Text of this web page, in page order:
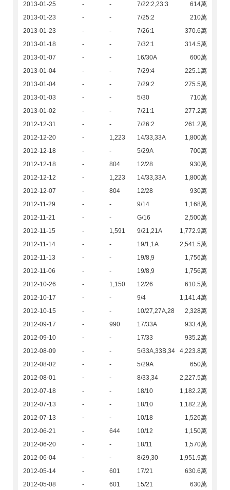
2013-01-25
- - 7/22:2,23:3
614萬
2013-01-23
- - 7/25:2
210萬
2013-01-23
- - 7/26:1
370.6萬
2013-01-18
- - 7/32:1
314.5萬
2013-01-07
- - 16/30A
600萬
2013-01-04
- - 7/29:4
225.1萬
2013-01-04
- - 7/29:2
275.5萬
2013-01-03
- - 5/30
710萬
2013-01-02
- - 7/21:1
277.2萬
2012-12-31
- - 7/26:2
261.2萬
2012-12-20
- 1,223 14/33,33A
1,800萬
2012-12-18
- - 5/29A
700萬
2012-12-18
- 804 12/28
930萬
2012-12-12
- 1,223 14/33,33A
1,800萬
2012-12-07
- 804 12/28
930萬
2012-11-29
- - 9/14
1,168萬
2012-11-21
- - G/16
2,500萬
2012-11-15
- 1,591 9/21,21A
1,772.9萬
2012-11-14
- - 19/1,1A
2,541.5萬
2012-11-13
- - 19/8,9
1,756萬
2012-11-06
- - 19/8,9
1,756萬
2012-10-26
- 1,150 12/26
610.5萬
2012-10-17
- - 9/4
1,141.4萬
2012-10-15
- - 10/27,27A,28
2,328萬
2012-09-17
- 990 17/33A
933.4萬
2012-09-10
- - 17/33
935.2萬
2012-08-09
- - 5/33A,33B,34
4,223.8萬
2012-08-02
- - 5/29A
650萬
2012-08-01
- - 8/33,34
2,227.5萬
2012-07-18
- - 18/10
1,182.2萬
2012-07-13
- - 18/10
1,182.2萬
2012-07-13
- - 10/18
1,526萬
2012-06-21
- 644 10/12
1,150萬
2012-06-20
- - 18/11
1,570萬
2012-06-04
- - 8/29,30
1,951.9萬
2012-05-14
- 601 17/21
630.6萬
2012-05-08
- 601 15/21
630萬